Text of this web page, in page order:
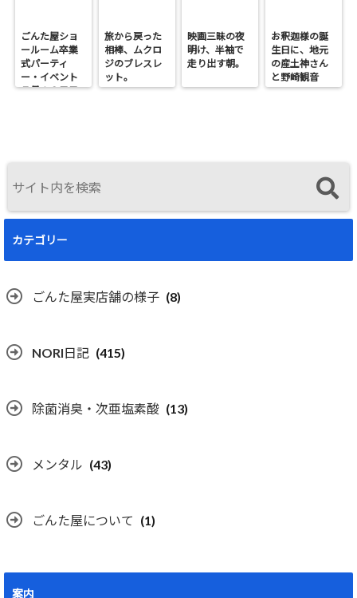
ごんた屋ショ
ールーム卒業
式パーティ
ー・イベント
７月１９日日
旅から戻った
相棒、ムクロ
ジのブレスレ
ット。
映画三昧の夜
明け、半袖で
走り出す朝。
お釈迦様の誕
生日に、地元
の産土神さん
と野崎観音
へ。
カテゴリー
ごんた屋実店舗の様子 (8)
NORI日記 (415)
除菌消臭・次亜塩素酸 (13)
メンタル (43)
ごんた屋について (1)
案内